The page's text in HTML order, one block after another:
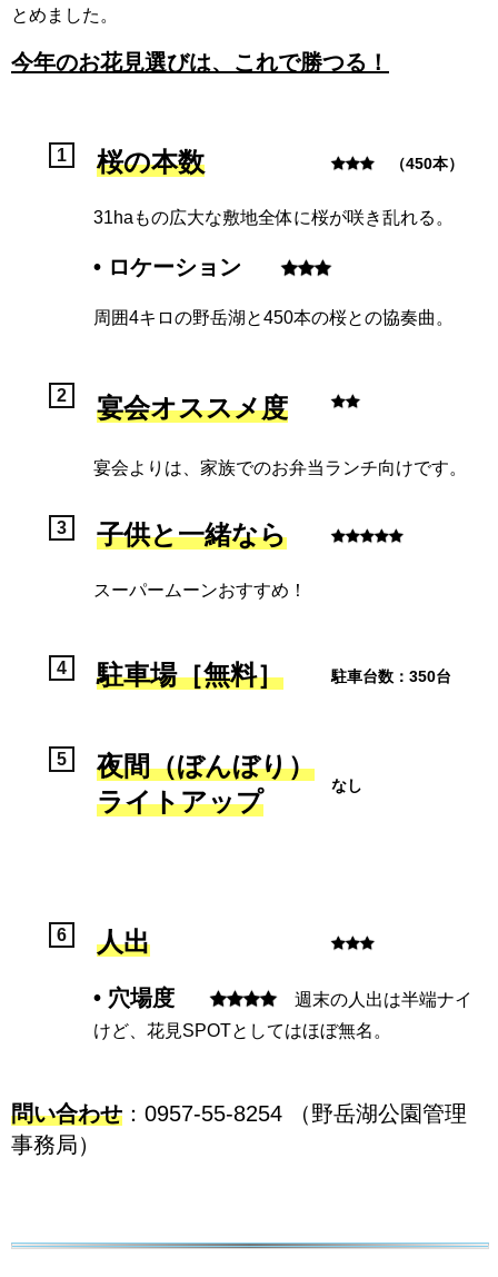
とめました。
今年のお花見選びは、これで勝つる！
桜の本数 （450本）
31haもの広大な敷地全体に桜が咲き乱れる。
• ロケーション
周囲4キロの野岳湖と450本の桜との協奏曲。
宴会オススメ度
宴会よりは、家族でのお弁当ランチ向けです。
子供と一緒なら
スーパームーンおすすめ！
駐車場［無料］ 駐車台数：350台
夜間（ぼんぼり）
ライトアップ
なし
人出
• 穴場度
週末の人出は半端ナイ
けど、花見SPOTとしてはほぼ無名。
問い合わせ ：0957-55-8254 （野岳湖公園管理
事務局）